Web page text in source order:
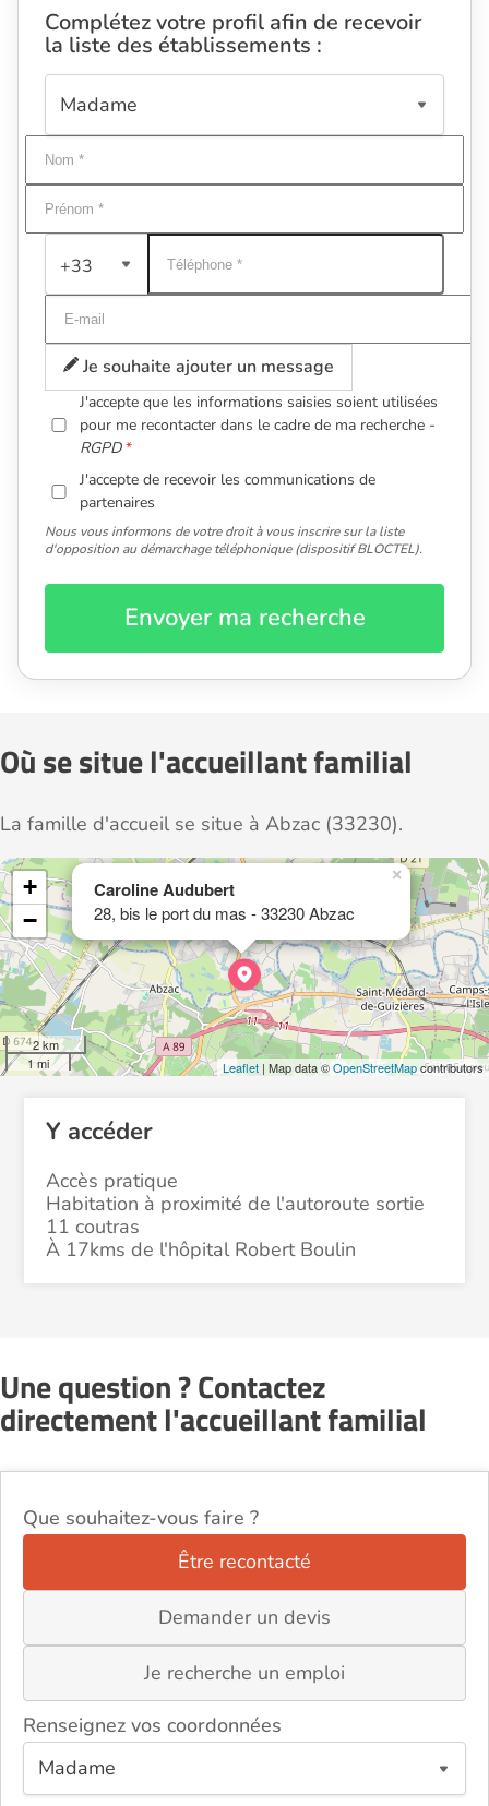
Complétez votre profil afin de recevoir
la liste des établissements :
+33
Je souhaite ajouter un message
J'accepte que les informations saisies soient utilisées
pour me recontacter dans le cadre de ma recherche -
RGPD
J'accepte de recevoir les communications de
partenaires
Nous vous informons de votre droit à vous inscrire sur la liste
d'opposition au démarchage téléphonique (dispositif BLOCTEL).
Envoyer ma recherche
Où se situe l'accueillant familial
La famille d'accueil se situe à Abzac (33230).
Caroline Audubert
28, bis le port du mas - 33230 Abzac
×
+
−
2 km
1 mi
Leaflet | Map data ©OpenStreetMapcontributors
Y accéder
Accès pratique
Habitation à proximité de l'autoroute sortie
11 coutras
À 17kms de l'hôpital Robert Boulin
Une question ? Contactez
directement l'accueillant familial
Que souhaitez-vous faire ?
Être recontacté
Demander un devis
Je recherche un emploi
Renseignez vos coordonnées